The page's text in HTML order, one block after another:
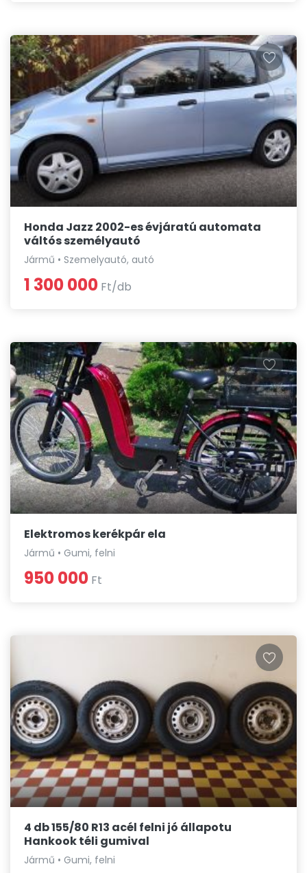
Honda Jazz 2002-es évjáratú automata
váltós személyautó
Jármű • Szemelyautó, autó
1 300 000 Ft/db
Elektromos kerékpár ela
Jármű • Gumi, felni
950 000 Ft
4 db 155/80 R13 acél felni jó állapotu
Hankook téli gumival
Jármű • Gumi, felni